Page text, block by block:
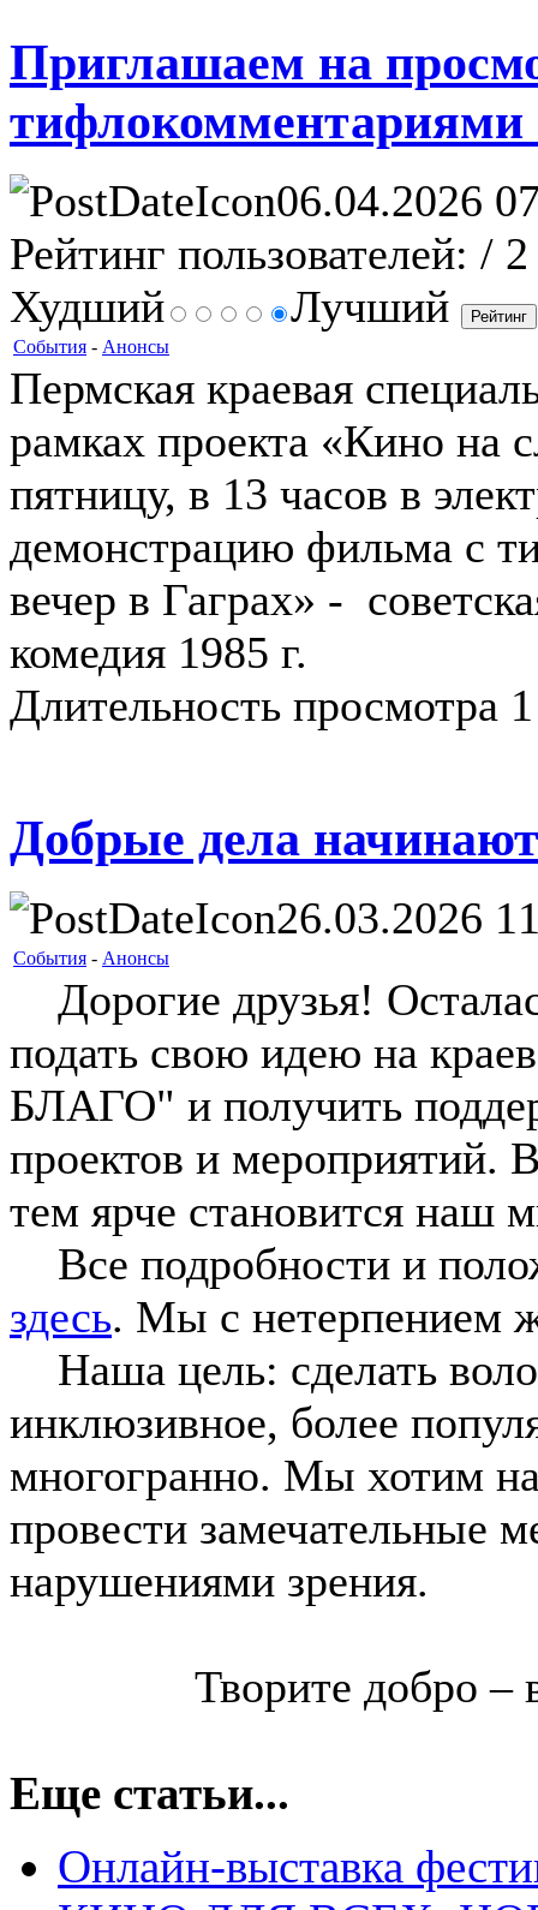
Приглашаем на
тифлокомментариями
06.04.2026
Рейтинг пользователей: / 2
Худший
Лучший
События - Анонсы
Пермская краевая
рамках проекта «Кино на
пятницу, в 13 часов в
демонстрацию фильма с
вечер в Гаграх» -
комедия 1985 г.
Длительность просмотра
Добрые дела
26.03.2026
События - Анонсы
Дорогие друзья!
подать свою идею на
БЛАГО" и получить
проектов и мероприятий.
тем ярче становится наш
Все подробности и
здесь. Мы с нетерпением
Наша цель: сделать
инклюзивное, более
многогранно. Мы хотим
провести замечательные
нарушениями зрения.
Творите добро –
Еще статьи...
Онлайн-выставка